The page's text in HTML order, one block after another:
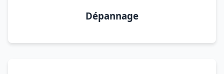
Dépannage